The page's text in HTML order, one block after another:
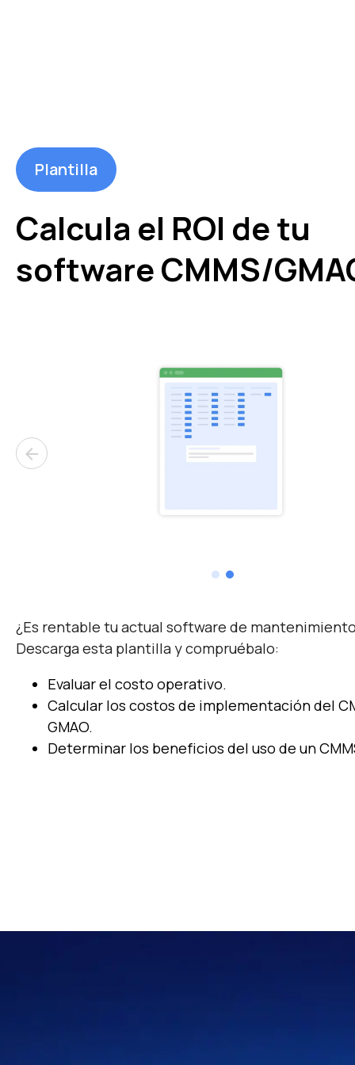
Plantilla
Calcula el ROI de tu
software CMMS/
arrow_back
¿Es rentable tu actual software de
Descarga esta plantilla ycompruébalo:
Evaluar el costo operativo.
Calcular los costos de implementación del
GMAO.
Determinar los beneficios del uso de un